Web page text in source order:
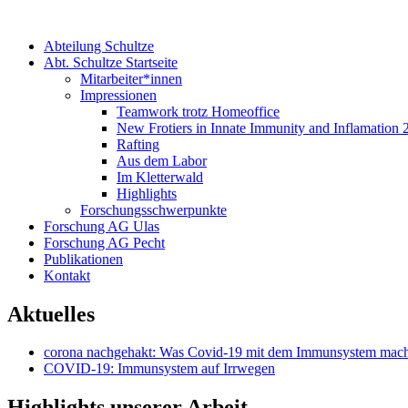
Abteilung Schultze
Abt. Schultze Startseite
Mitarbeiter*innen
Impressionen
Teamwork trotz Homeoffice
New Frotiers in Innate Immunity and Inflamation
Rafting
Aus dem Labor
Im Kletterwald
Highlights
Forschungsschwerpunkte
Forschung AG Ulas
Forschung AG Pecht
Publikationen
Kontakt
Aktuelles
corona nachgehakt: Was Covid-19 mit dem Immunsystem
COVID-19: Immunsystem auf Irrwegen